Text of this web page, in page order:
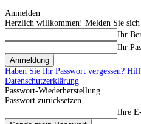
Anmelden
Herzlich willkommen! Melden Sie sich
Ihr
Ihr
Haben Sie Ihr Passwort vergessen?
Datenschutzerklärung
Passwort-Wiederherstellung
Passwort zurücksetzen
Ihre